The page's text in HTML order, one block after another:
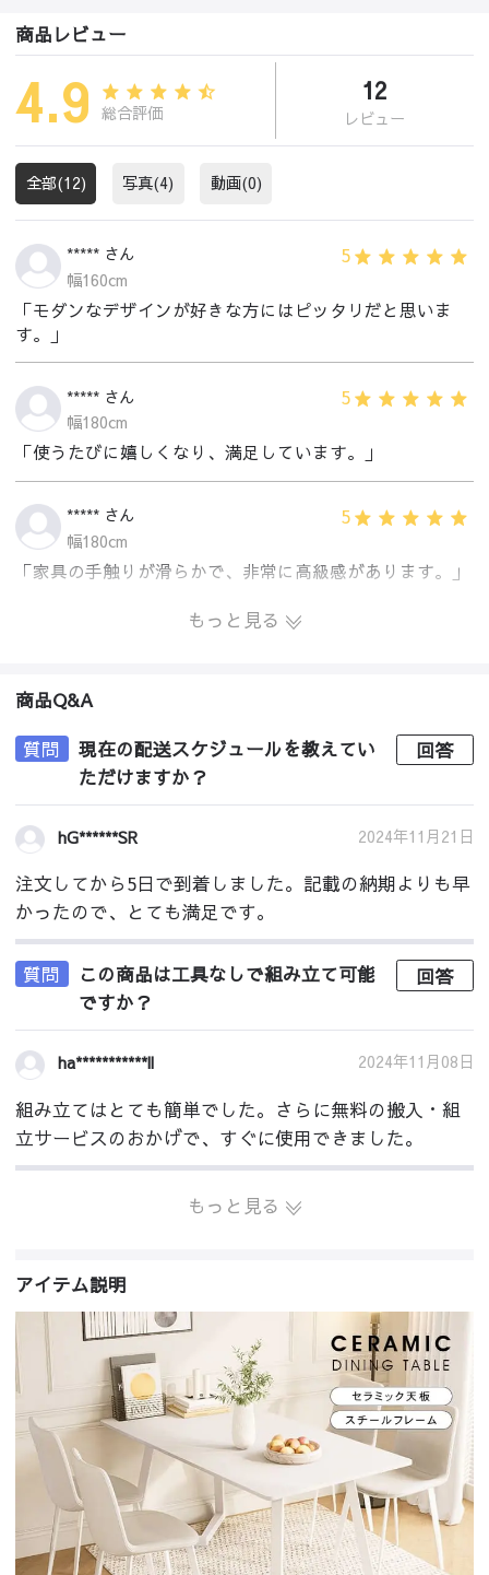
商品レビュー
4.9 総合評価
12
レビュー
全部(12) 写真(4) 動画(0)
***** さん 5
幅160cm
「モダンなデザインが好きな方にはピッタリだと思いま
す。」
***** さん 5
幅180cm
「使うたびに嬉しくなり、満足しています。」
***** さん 5
幅180cm
「家具の手触りが滑らかで、非常に高級感があります。」
もっと見る
商品Q&A
質問
現在の配送スケジュールを教えてい
ただけますか？
回答
hG******SR 2024年11月21日
注文してから5日で到着しました。記載の納期よりも早
かったので、とても満足です。
質問
この商品は工具なしで組み立て可能
ですか？
回答
ha***********ll 2024年11月08日
組み立てはとても簡単でした。さらに無料の搬入・組
立サービスのおかげで、すぐに使用できました。
もっと見る
アイテム説明